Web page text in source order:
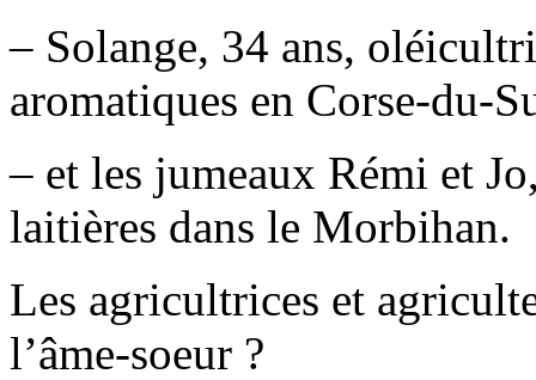
– Solange, 34 ans,
aromatiques en Corse-du-
– et les jumeaux Rémi et
laitières dans le Morbihan.
Les agricultrices et
l’âme-soeur ?